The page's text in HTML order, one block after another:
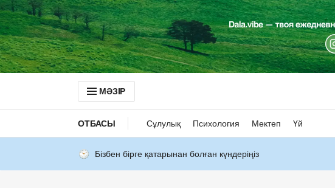
МӘЗІР
ОТБАСЫ Сұлулық Психология Мектеп Үй
Бізбен бірге қатарынан болған күндеріңіз